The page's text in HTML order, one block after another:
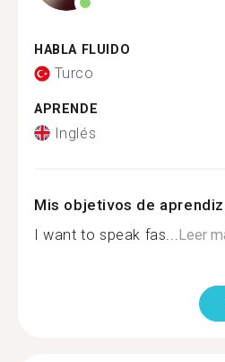
HABLA FLUIDO
Turco
APRENDE
Inglés
Mis objetivos de
I want to speak fas... Leer